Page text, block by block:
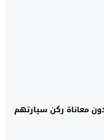
معاناة ركن سيارتهم